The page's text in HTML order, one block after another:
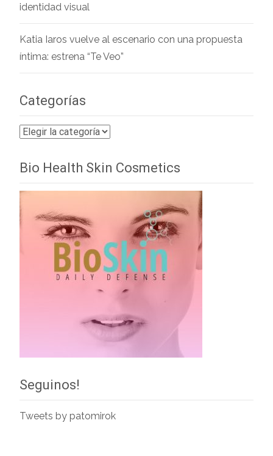
identidad visual
Katia Iaros vuelve al escenario con una propuesta
íntima: estrena “Te Veo”
Categorías
Categorías
Bio Health Skin Cosmetics
Seguinos!
Tweets by patomirok